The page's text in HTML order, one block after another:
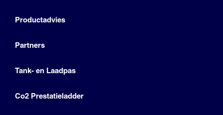
Productadvies
Partners
Tank- en Laadpas
Co2 Prestatieladder